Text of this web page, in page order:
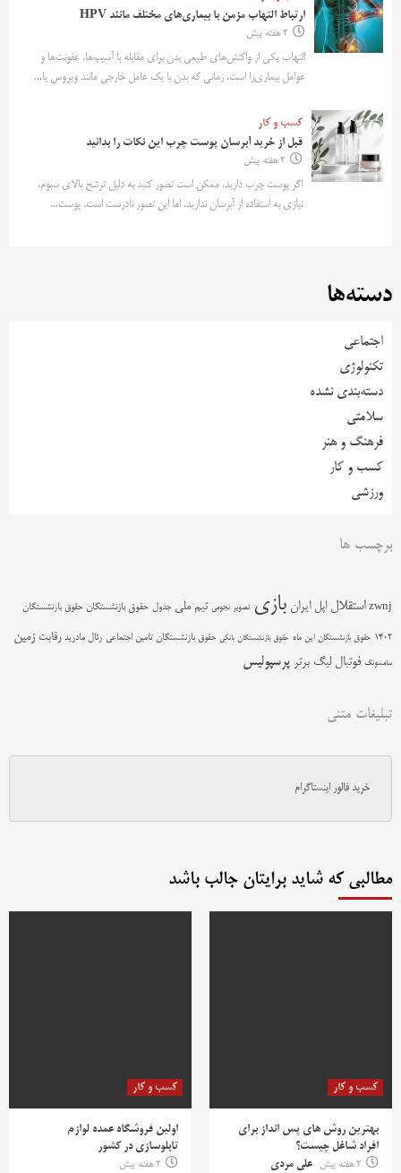
ارتباط التهاب مزمن با بیماری‌های مختلف مانند HPV
2 هفته پیش
التهاب یکی از واکنش‌های طبیعی بدن برای مقابله با آسیب‌ها، عفونت‌ها و
عوامل بیماری‌زا است. زمانی که بدن با یک عامل خارجی مانند ویروس یا...
کسب و کار
قبل از خرید آبرسان پوست چرب این نکات را بدانید
2 هفته پیش
اگر پوست چرب دارید، ممکن است تصور کنید به دلیل ترشح بالای سبوم،
نیازی به استفاده از آبرسان ندارید. اما این تصور نادرست است. پوست...
دسته‌ها
اجتماعی
تکنولوژی
دسته‌بندی نشده
سلامتی
فرهنگ و هنر
کسب و کار
ورزشی
برچسب ها
zwnj استقلال اپل ایران بازی تصویر نجومی تیم ملی جدول حقوق بازنشستگان حقوق بازنشستگان
1402 حقوق بازنشستگان این ماه حقوق بازنشستگان بانکی حقوق بازنشستگان تامین اجتماعی رئال مادرید رقابت زمین
سامسونگ فوتبال لیگ برتر پرسپولیس
تبلیغات متنی
خرید فالور اینستاگرام
مطالبی که شاید برایتان جالب باشد
کسب و کار
بهترین روش‌ های پس‌ انداز برای
افراد شاغل چیست؟
2 هفته پیش
علی مردی
کسب و کار
اولین فروشگاه عمده لوازم
تابلوسازی در کشور
2 هفته پیش